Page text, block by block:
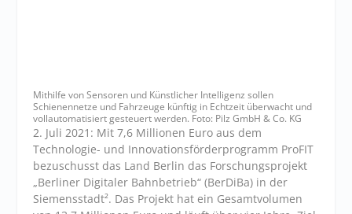
Mithilfe von Sensoren und Künstlicher Intelligenz sollen
Schienennetze und Fahrzeuge künftig in Echtzeit überwacht und
vollautomatisiert gesteuert werden. Foto: Pilz GmbH & Co. KG
2. Juli 2021: Mit 7,6 Millionen Euro aus dem
Technologie- und Innovationsförderprogramm ProFIT
bezuschusst das Land Berlin das Forschungsprojekt
„Berliner Digitaler Bahnbetrieb“ (BerDiBa) in der
Siemensstadt². Das Projekt hat ein Gesamtvolumen